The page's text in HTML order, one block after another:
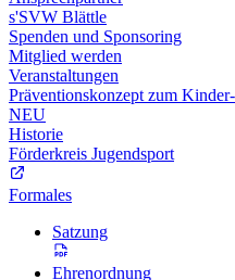
s'SVW Blättle
Spenden und Sponsoring
Mitglied werden
Veranstaltungen
Präventionskonzept zum
NEU
Historie
Förderkreis Jugendsport
Formales
Satzung
Ehrenordnung